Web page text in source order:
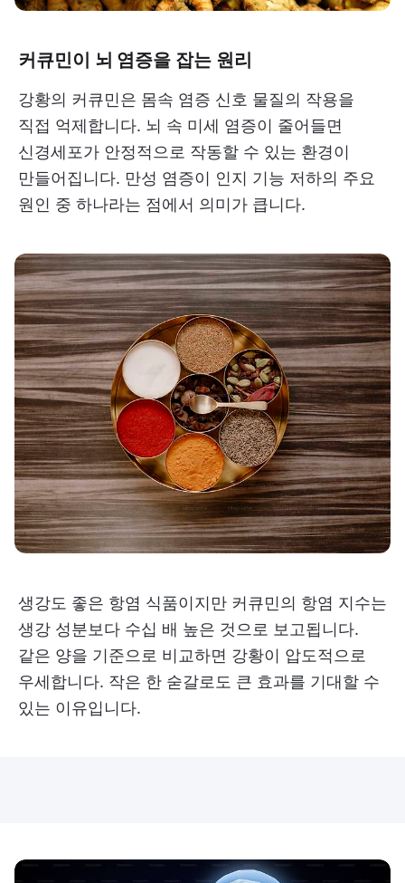
커큐민이 뇌 염증을 잡는 원리
강황의 커큐민은 몸속 염증 신호 물질의 작용을
직접 억제합니다. 뇌 속 미세 염증이 줄어들면
신경세포가 안정적으로 작동할 수 있는 환경이
만들어집니다. 만성 염증이 인지 기능 저하의 주요
원인 중 하나라는 점에서 의미가 큽니다.
생강도 좋은 항염 식품이지만 커큐민의 항염 지수는
생강 성분보다 수십 배 높은 것으로 보고됩니다.
같은 양을 기준으로 비교하면 강황이 압도적으로
우세합니다. 작은 한 숟갈로도 큰 효과를 기대할 수
있는 이유입니다.